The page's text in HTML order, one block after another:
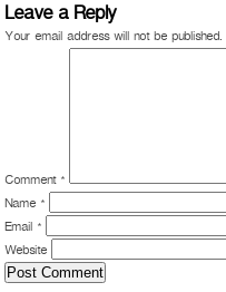
Leave a Reply
Your email address will not be published.
Comment *
Name *
Email *
Website